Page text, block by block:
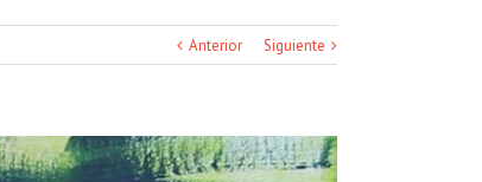
Anterior Siguiente